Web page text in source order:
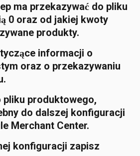
ma przekazywać do pliku
0 oraz od jakiej kwoty
produkty.
informacji o
oraz o przekazywaniu
pliku produktowego,
do dalszej konfiguracji
Merchant Center.
konfiguracji zapisz